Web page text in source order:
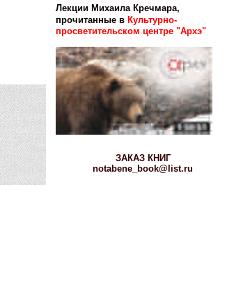
Лекции Михаила Кречмара,
прочитанные в Культурно-
просветительском центре "Архэ"
ЗАКАЗ КНИГ
notabene_book@list.ru